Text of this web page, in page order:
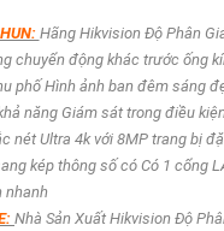
Hãng Hikvision Độ Phân
chuyển động khác trước ống
phố Hình ảnh ban đêm sáng
năng Giám sát trong điều
nét Ultra 4k với 8MP trang bị
kép thông số có Có 1 cổng
nhanh
Nhà Sản Xuất Hikvision Độ